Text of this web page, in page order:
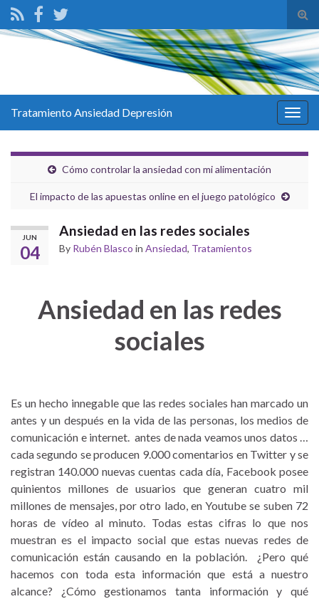
Tratamiento Ansiedad Depresión
Cómo controlar la ansiedad con mi alimentación
El impacto de las apuestas online en el juego patológico
JUN
04
Ansiedad en las redes sociales
By Rubén Blasco in Ansiedad, Tratamientos
Ansiedad en las redes
sociales
Es un hecho innegable que las redes sociales han marcado un
antes y un después en la vida de las personas, los medios de
comunicación e internet. antes de nada veamos unos datos …
cada segundo se producen 9.000 comentarios en Twitter y se
registran 140.000 nuevas cuentas cada día, Facebook posee
quinientos millones de usuarios que generan cuatro mil
millones de mensajes, por otro lado, en Youtube se suben 72
horas de vídeo al minuto. Todas estas cifras lo que nos
muestran es el impacto social que estas nuevas redes de
comunicación están causando en la población. ¿Pero qué
hacemos con toda esta información que está a nuestro
alcance? ¿Cómo gestionamos tanta información y qué